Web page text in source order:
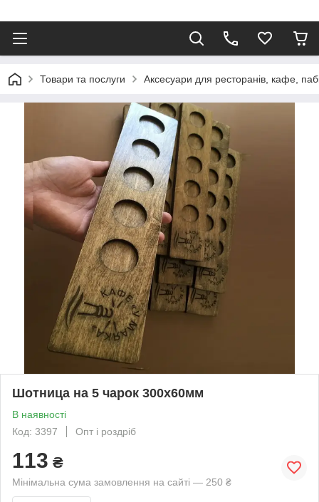
Товари та послуги Аксесуари для ресторанів, кафе,
Шотница на 5 чарок 300х60мм
В наявності
Код: 3397
Опт і роздріб
113 ₴
Мінімальна сума замовлення на сайті — 250 ₴